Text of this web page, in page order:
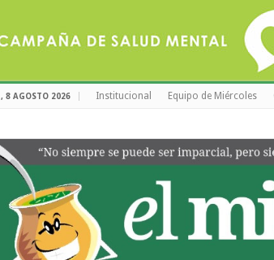
, 8 AGOSTO 2026 Institucional Equipo de Miércoles